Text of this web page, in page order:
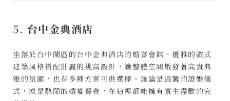
5. 台中金典酒店
坐落於台中鬧區的台中金典酒店的婚宴會館，優雅的歐式
建築風格搭配壯麗的挑高設計，讓整體空間散發著高貴典
雅的氛圍，也有多種方案可供選擇。無論是溫馨的證婚儀
式，或是熱鬧的婚宴餐會，在這裡都能擁有賓主盡歡的完